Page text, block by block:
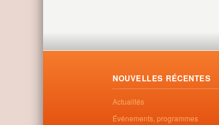
NOUVELLES RÉCENTES
Actualités
Événements, programmes